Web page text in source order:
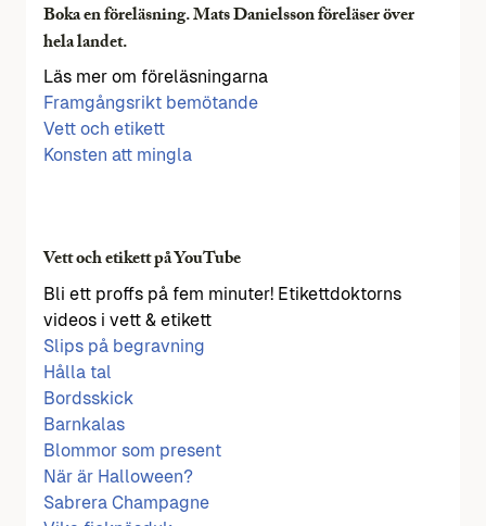
Boka en föreläsning. Mats Danielsson föreläser över
hela landet.
Läs mer om föreläsningarna
Framgångsrikt bemötande
Vett och etikett
Konsten att mingla
Vett och etikett på YouTube
Bli ett proffs på fem minuter! Etikettdoktorns
videos i vett & etikett
Slips på begravning
Hålla tal
Bordsskick
Barnkalas
Blommor som present
När är Halloween?
Sabrera Champagne